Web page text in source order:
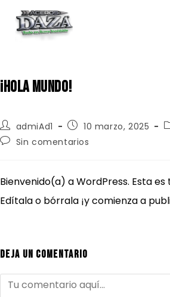
Saltar
contenido
¡Hola mundo!
Autor
de
la
admiAd1
Publicación
de
la
10 marzo, 2025
Comentarios
Sin comentarios
Bienvenido(a) a WordPress. Esta
Edítala o bórrala ¡y comienza a
Deja un comentario
Comentario